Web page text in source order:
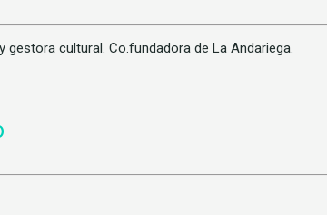
cultural. Co.fundadora de La Andariega.